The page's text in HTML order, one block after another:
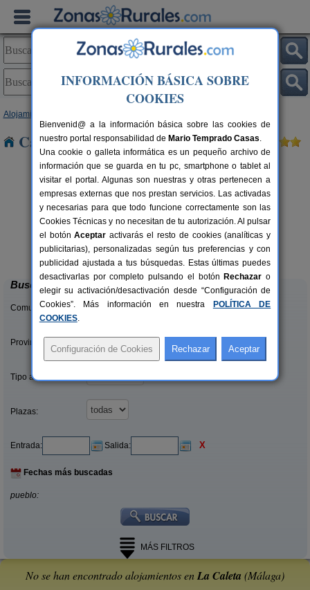
Alojamientos
Casas Rurales cerca de La Caleta
6-8 pers.
desde20 €
Villa Remedios
Cuevas del Becerro (Málaga)
Buscar
Comunidades:
Provincias/Islas:
Tipo alquiler:
Plazas:
Entrada: Salida: X
Fechas más buscadas
pueblo:
MÁS FILTROS
No se han encontrado alojamientos enLa Caleta (Málaga)
INFORMACIÓN BÁSICA SOBRE
COOKIES
Bienvenid@ a la información básica sobre las cookies de
nuestro portal responsabilidad de Mario Temprado Casas.
Una cookie o galleta informática es un pequeño archivo de
información que se guarda en tu pc, smartphone o tablet al
visitar el portal. Algunas son nuestras y otras pertenecen a
empresas externas que nos prestan servicios. Las activadas
y necesarias para que todo funcione correctamente son las
Cookies Técnicas y no necesitan de tu autorización. Al pulsar
el botónAceptar activarás el resto de cookies (analíticas y
publicitarias), personalizadas según tus preferencias y con
publicidad ajustada a tus búsquedas. Estas últimas puedes
desactivarlas por completo pulsando el botón Rechazar o
elegir su activación/desactivación desde “Configuración de
Cookies”. Más información en nuestra
POLÍTICA DE
COOKIES.